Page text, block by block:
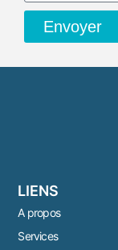
Envoyer
LIENS
A propos
Services